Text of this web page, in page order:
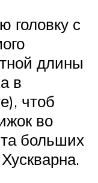
головку с
длины
в
чтоб
во
больших